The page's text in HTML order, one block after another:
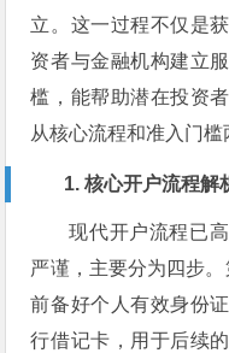
立。这一过程不仅是
资者与金融机构建立
槛，能帮助潜在投资
从核心流程和准入门槛
1. 核心开户流程解
现代开户流程已
严谨，主要分为四步。
前备好个人有效身份
行借记卡，用于后续